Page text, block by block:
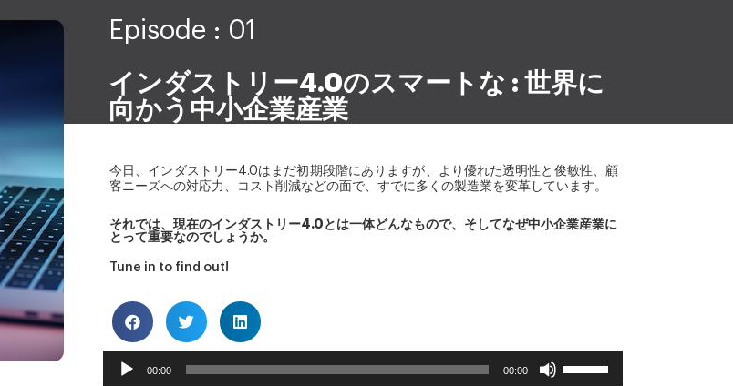
Episode : 01
インダストリー4.0のスマートな : 世界に
向かう中小企業産業
今日、インダストリー4.0はまだ初期段階にありますが、より優れた透明性と俊敏性、顧
客ニーズへの対応力、コスト削減などの面で、すでに多くの製造業を変革しています。
それでは、現在のインダストリー4.0とは一体どんなもので、そしてなぜ中小企業産業に
とって重要なのでしょうか。
Tune in to find out!
Audio
Player
00:00 00:00
Up/Down